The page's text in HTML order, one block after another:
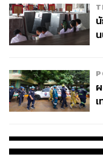
‘Liverpool 2.0’ ที่